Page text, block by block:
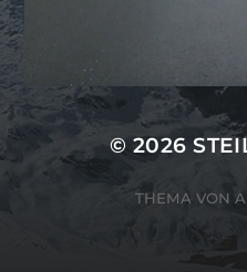
© 2026
THEMA VON